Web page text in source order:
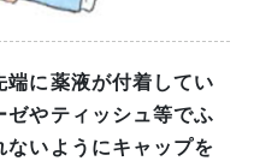
に薬液が付着してい
やティッシュ等でふ
ないようにキャップを